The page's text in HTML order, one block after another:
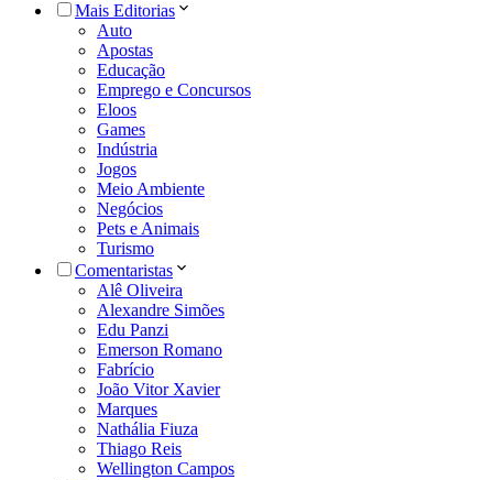
Mais Editorias
Auto
Apostas
Educação
Emprego e Concursos
Eloos
Games
Indústria
Jogos
Meio Ambiente
Negócios
Pets e Animais
Turismo
Comentaristas
Alê Oliveira
Alexandre Simões
Edu Panzi
Emerson Romano
Fabrício
João Vitor Xavier
Marques
Nathália Fiuza
Thiago Reis
Wellington Campos